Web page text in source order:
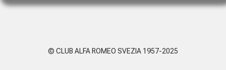
© CLUB ALFA ROMEO SVEZIA 1957-2025